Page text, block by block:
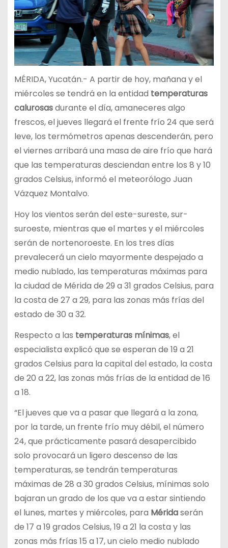
MÉRIDA, Yucatán.- A partir de hoy, mañana y el
miércoles se tendrá en la entidad temperaturas
calurosasdurante el día, amaneceres algo
frescos, el jueves llegará el frente frío 24 que será
leve, los termómetros apenas descenderán, pero
el viernes arribará una masa de aire frío que hará
que las temperaturas desciendan entre los 8 y 10
grados Celsius, informó el meteorólogo Juan
Vázquez Montalvo.
Hoy los vientos serán del este-sureste, sur-
suroeste, mientras que el martes y el miércoles
serán de nortenoroeste. En los tres días
prevalecerá un cielo mayormente despejado a
medio nublado, las temperaturas máximas para
la ciudad de Mérida de 29 a 31 grados Celsius, para
la costa de 27 a 29, para las zonas más frías del
estado de 30 a 32.
Respecto a las temperaturas mínimas, el
especialista explicó que se esperan de 19 a 21
grados Celsius para la capital del estado, la costa
de 20 a 22, las zonas más frías de la entidad de 16
a 18.
“El jueves que va a pasar que llegará a la zona,
por la tarde, un frente frío muy débil, el número
24, que prácticamente pasará desapercibido
solo provocará un ligero descenso de las
temperaturas, se tendrán temperaturas
máximas de 28 a 30 grados Celsius, mínimas solo
bajaran un grado de los que va a estar sintiendo
el lunes, martes y miércoles, para Méridaserán
de 17 a 19 grados Celsius, 19 a 21 la costa y las
zonas más frías 15 a 17, un cielo medio nublado